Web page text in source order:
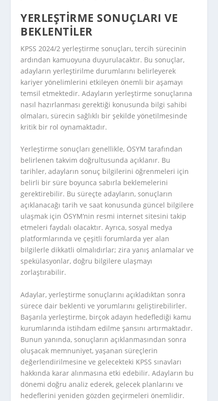
YERLEŞTIRME SONUÇLARI VE
BEKLENTILER
KPSS 2024/2 yerleştirme sonuçları, tercih sürecinin
ardından kamuoyuna duyurulacaktır. Bu sonuçlar,
adayların yerleştirilme durumlarını belirleyerek
kariyer yönelimlerini etkileyen önemli bir aşamayı
temsil etmektedir. Adayların yerleştirme sonuçlarına
nasıl hazırlanması gerektiği konusunda bilgi sahibi
olmaları, sürecin sağlıklı bir şekilde yönetilmesinde
kritik bir rol oynamaktadır.
Yerleştirme sonuçları genellikle, ÖSYM tarafından
belirlenen takvim doğrultusunda açıklanır. Bu
tarihler, adayların sonuç bilgilerini öğrenmeleri için
belirli bir süre boyunca sabırla beklemelerini
gerektirebilir. Bu süreçte adayların, sonuçların
açıklanacağı tarih ve saat konusunda güncel bilgilere
ulaşmak için ÖSYM’nin resmi internet sitesini takip
etmeleri faydalı olacaktır. Ayrıca, sosyal medya
platformlarında ve çeşitli forumlarda yer alan
bilgilerle dikkatli olmalıdırlar; zira yanış anlamalar ve
spekülasyonlar, doğru bilgilere ulaşmayı
zorlaştırabilir.
Adaylar, yerleştirme sonuçlarını açıkladıktan sonra
sürece dair beklenti ve yorumlarını geliştirebilirler.
Başarıla yerleştirme, birçok adayın hedeflediği kamu
kurumlarında istihdam edilme şansını artırmaktadır.
Bunun yanında, sonuçların açıklanmasından sonra
oluşacak memnuniyet, yaşanan süreçlerin
değerlendirilmesine ve gelecekteki KPSS sınavları
hakkında karar alınmasına etki edebilir. Adayların bu
dönemi doğru analiz ederek, gelecek planlarını ve
hedeflerini yeniden gözden geçirmeleri önemlidir.